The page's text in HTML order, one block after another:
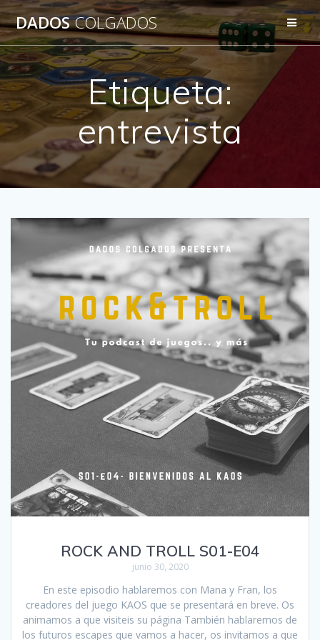
Saltar
al
contenido
DADOSCOLGADOS
Etiqueta:
entrevista
ROCK AND TROLL S01-E04
junio 30, 2020
En este episodio hablaremos con Mana y Fran, los
creadores del juego KAOS que se presentará en breve. Os
animamos a que visiteis su página También hablaremos de
los futuros escapes que vamos a hacer, os invitamos a que